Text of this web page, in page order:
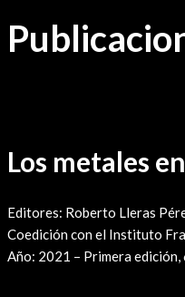
Los metales
Editores: Roberto Lleras
Coedición con el Instituto
Año: 2021 – Primera edición,